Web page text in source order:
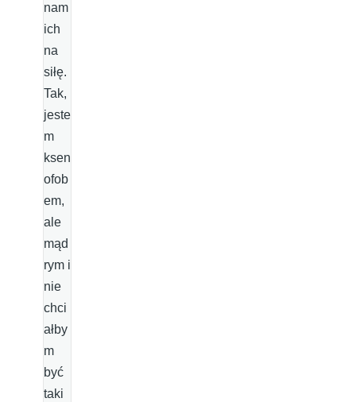
nam
ich
na
siłę.
Tak,
jeste
m
ksen
ofob
em,
ale
mąd
rym i
nie
chci
ałby
m
być
taki